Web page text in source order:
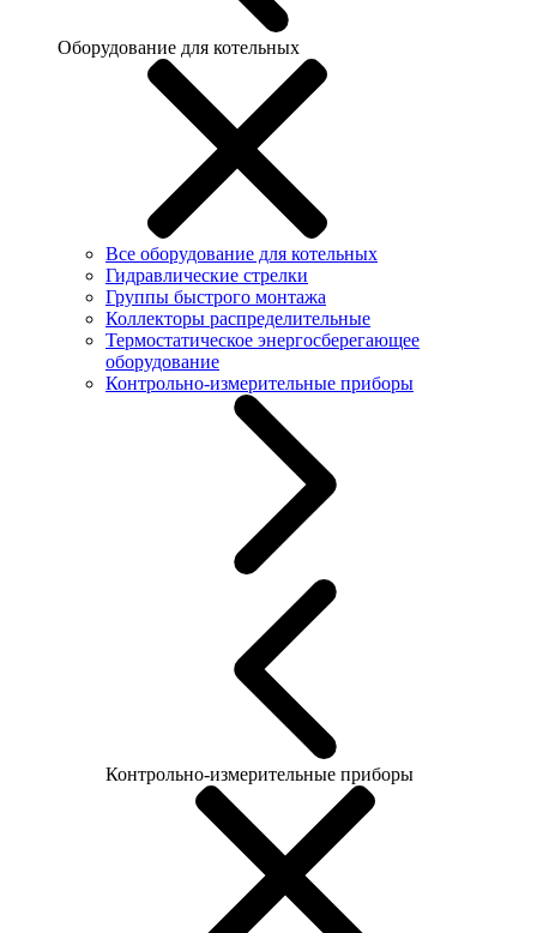
Оборудование для котельных
Все оборудование для котельных
Гидравлические стрелки
Группы быстрого монтажа
Коллекторы распределительные
Термостатическое энергосберегающее
оборудование
Контрольно-измерительные приборы
Контрольно-измерительные приборы